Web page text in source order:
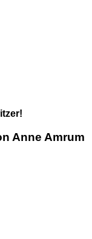
Anne Amrum